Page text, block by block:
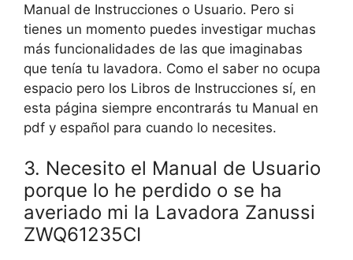
Manual de Instrucciones o Usuario. Pero si
tienes un momento puedes investigar muchas
más funcionalidades de las que imaginabas
que tenía tu lavadora. Como el saber no ocupa
espacio pero los Libros de Instrucciones sí, en
esta página siempre encontrarás tu Manual en
pdf y español para cuando lo necesites.
3. Necesito el Manual de Usuario
porque lo he perdido o se ha
averiado mi la Lavadora Zanussi
ZWQ61235CI